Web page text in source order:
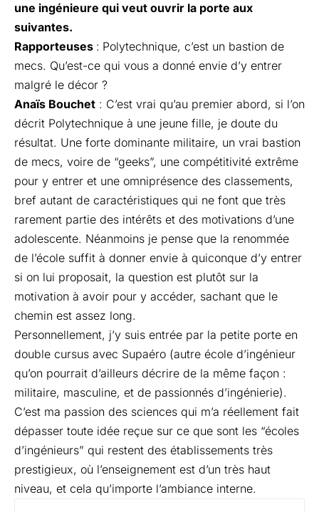
une ingénieure qui veut ouvrir la porte aux
suivantes.
Rapporteuses : Polytechnique, c’est un bastion de
mecs. Qu’est-ce qui vous a donné envie d’y entrer
malgré le décor ?
Anaïs Bouchet : C’est vrai qu’au premier abord, si l’on
décrit Polytechnique à une jeune fille, je doute du
résultat. Une forte dominante militaire, un vrai bastion
de mecs, voire de “geeks”, une compétitivité extrême
pour y entrer et une omniprésence des classements,
bref autant de caractéristiques qui ne font que très
rarement partie des intérêts et des motivations d’une
adolescente. Néanmoins je pense que la renommée
de l’école suffit à donner envie à quiconque d’y entrer
si on lui proposait, la question est plutôt sur la
motivation à avoir pour y accéder, sachant que le
chemin est assez long.
Personnellement, j’y suis entrée par la petite porte en
double cursus avec Supaéro (autre école d’ingénieur
qu’on pourrait d’ailleurs décrire de la même façon :
militaire, masculine, et de passionnés d’ingénierie).
C’est ma passion des sciences qui m’a réellement fait
dépasser toute idée reçue sur ce que sont les “écoles
d’ingénieurs” qui restent des établissements très
prestigieux, où l’enseignement est d’un très haut
niveau, et cela qu’importe l’ambiance interne.